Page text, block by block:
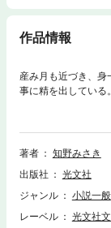
作品情報
産み月も近づき、
事に精を出している
と慌ただしくして
遅れているのが気
あるという――。ひ
十二弾！
著者
知野みさき
出版社
光文社
ジャンル
小説一般
レーベル
光文社